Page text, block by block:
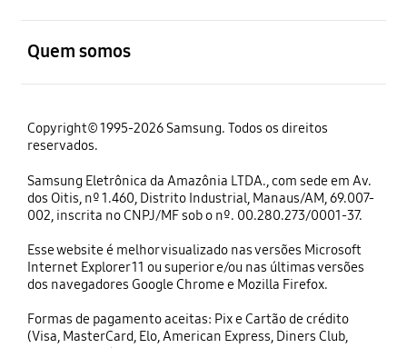
Quem somos
Copyright© 1995-2026 Samsung. Todos os direitos
reservados.
Samsung Eletrônica da Amazônia LTDA., com sede em Av.
dos Oitis, nº 1.460, Distrito Industrial, Manaus/AM, 69.007-
002, inscrita no CNPJ/MF sob o nº. 00.280.273/0001-37.
Esse website é melhor visualizado nas versões Microsoft
Internet Explorer 11 ou superior e/ou nas últimas versões
dos navegadores Google Chrome e Mozilla Firefox.
Formas de pagamento aceitas: Pix e Cartão de crédito
(Visa, MasterCard, Elo, American Express, Diners Club,